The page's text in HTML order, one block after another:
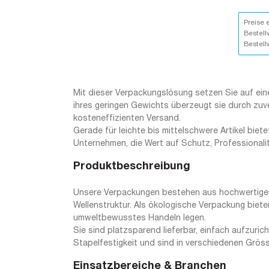
Preise
Mit dieser Verpackungslösung setzen Sie auf
ihres geringen Gewichts überzeugt sie durch
kosteneffizienten Versand.
Gerade für leichte bis mittelschwere Artikel
Unternehmen, die Wert auf Schutz,
Produktbeschreibung
Unsere Verpackungen bestehen aus
Wellenstruktur. Als ökologische Verpackung
umweltbewusstes Handeln legen.
Sie sind platzsparend lieferbar, einfach
Stapelfestigkeit und sind in verschiedenen
Einsatzbereiche & Branchen